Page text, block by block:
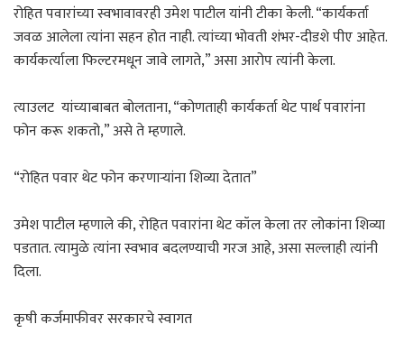
रोहित पवारांच्या स्वभावावरही उमेश पाटील यांनी टीका केली. “कार्यकर्ता
जवळ आलेला त्यांना सहन होत नाही. त्यांच्या भोवती शंभर-दीडशे पीए आहेत.
कार्यकर्त्याला फिल्टरमधून जावे लागते,” असा आरोप त्यांनी केला.
त्याउलट यांच्याबाबत बोलताना, “कोणताही कार्यकर्ता थेट पार्थ पवारांना
फोन करू शकतो,” असे ते म्हणाले.
“रोहित पवार थेट फोन करणाऱ्यांना शिव्या देतात”
उमेश पाटील म्हणाले की, रोहित पवारांना थेट कॉल केला तर लोकांना शिव्या
पडतात. त्यामुळे त्यांना स्वभाव बदलण्याची गरज आहे, असा सल्लाही त्यांनी
दिला.
कृषी कर्जमाफीवर सरकारचे स्वागत